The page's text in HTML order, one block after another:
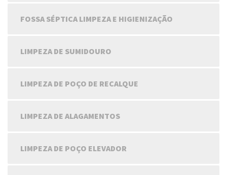
FOSSA SÉPTICA LIMPEZA E HIGIENIZAÇÃO
LIMPEZA DE SUMIDOURO
LIMPEZA DE POÇO DE RECALQUE
LIMPEZA DE ALAGAMENTOS
LIMPEZA DE POÇO ELEVADOR